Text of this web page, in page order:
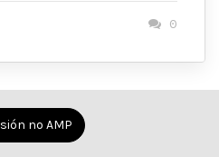
0
no AMP